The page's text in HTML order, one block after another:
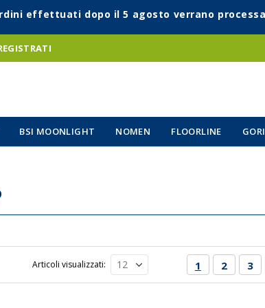
effettuati dopo il 5 agosto verrano
BSI MOONLIGHT NOMEN FLOORLINE
Pagina
Attualmente
1 Pagina
2 3
Articoli visualizzati